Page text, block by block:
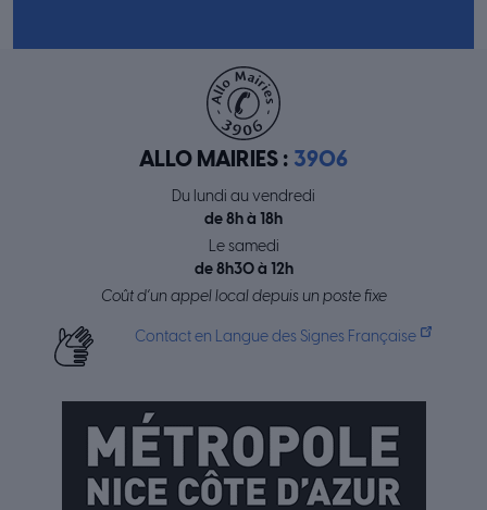
ALLO MAIRIES : 3906
Du lundi au vendredi
de 8h à 18h
Le samedi
de 8h30 à 12h
Coût d’un appel local depuis un poste fixe
Contact en Langue des Signes Française